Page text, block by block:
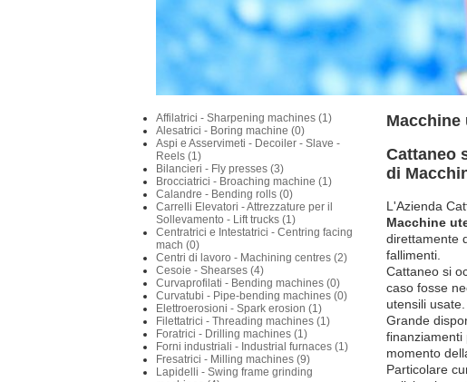
Affilatrici - Sharpening machines (1)
Alesatrici - Boring machine (0)
Aspi e Asservimeti - Decoiler - Slave -
Reels (1)
Bilancieri - Fly presses (3)
Brocciatrici - Broaching machine (1)
Calandre - Bending rolls (0)
Carrelli Elevatori - Attrezzature per il
Sollevamento - Lift trucks (1)
Centratrici e Intestatrici - Centring facing
mach (0)
Centri di lavoro - Machining centres (2)
Cesoie - Shearses (4)
Curvaprofilati - Bending machines (0)
Curvatubi - Pipe-bending machines (0)
Elettroerosioni - Spark erosion (1)
Filettatrici - Threading machines (1)
Foratrici - Drilling machines (1)
Forni industriali - Industrial furnaces (1)
Fresatrici - Milling machines (9)
Lapidelli - Swing frame grinding
Macchine
Cattaneo
di
L'Azienda
Macchine
direttamente
fallimenti.
Cattaneo si
caso fosse
utensili usate.
Grande
finanziamenti
momento
Particolare